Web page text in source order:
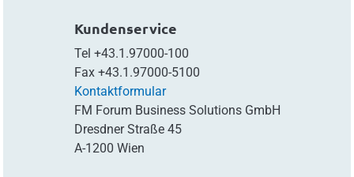
Kundenservice
Tel +43.1.97000-100
Fax +43.1.97000-5100
Kontaktformular
FM Forum Business Solutions GmbH
Dresdner Straße 45
A-1200 Wien